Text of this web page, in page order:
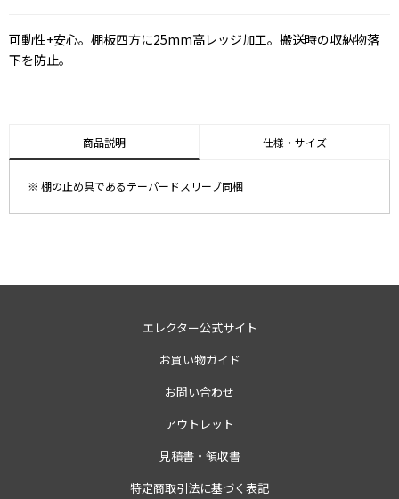
可動性+安心。棚板四方に25mm高レッジ加工。搬送時の収納物落
下を防止。
商品説明 仕様・サイズ
※ 棚の止め具であるテーパードスリーブ同梱
エレクター公式サイト
お買い物ガイド
お問い合わせ
アウトレット
見積書・領収書
特定商取引法に基づく表記